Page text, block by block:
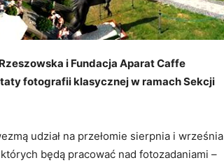
i Fundacja Aparat Caffe
fotografii klasycznej w ramach Sekcji
udział na przełomie sierpnia i września
będą pracować nad fotozadaniami –